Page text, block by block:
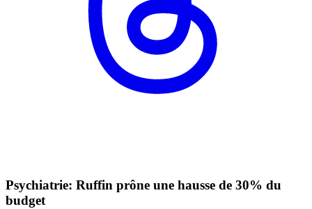
Psychiatrie: Ruffin prône une hausse de 30% du
budget